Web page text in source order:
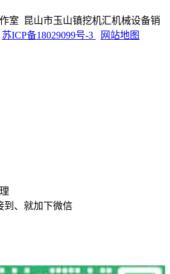
室 昆山市玉山镇挖机汇机械设备销
苏ICP备18029099号-3 网站地图
到、就加下微信